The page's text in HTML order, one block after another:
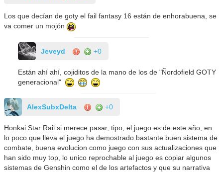
Los que decían de goty el fail fantasy 16 están de enhorabuena, se
va comer un mojón
Jeveyd +0
Están ahí ahí, cojiditos de la mano de los de "Ñordofield GOTY
generacional"
AlexSubxDelta +0
Honkai Star Rail si merece pasar, tipo, el juego es de este año, en
lo poco que lleva el juego ha demostrado bastante buen sistema de
combate, buena evolucion como juego con sus actualizaciones que
han sido muy top, lo unico reprochable al juego es copiar algunos
sistemas de Genshin como el de los artefactos y que su narrativa